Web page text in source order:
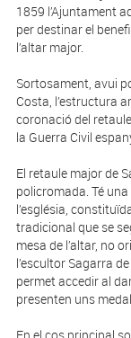
1859 l’Ajuntament
per destinar el
l’altar major.
Sortosament, avui
Costa, l’estructura
coronació del
la Guerra Civil
El retaule major de
policromada. Té
l’església,
tradicional que se
mesa de l’altar, no
l’escultor Sagarra
permet accedir al
presenten uns